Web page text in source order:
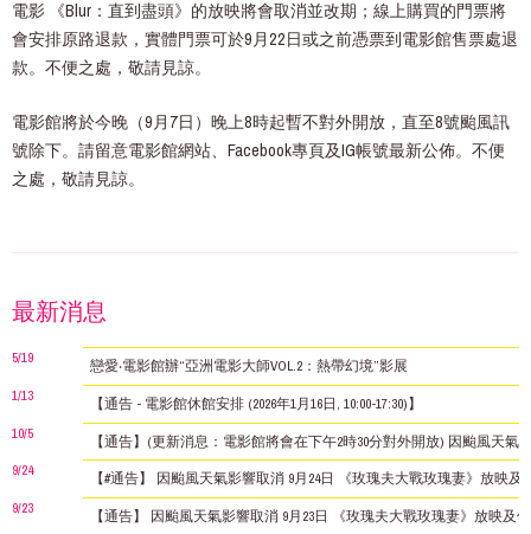
電影 《Blur：直到盡頭》的放映將會取消並改期；線上購買的門票將
會安排原路退款，實體門票可於9月22日或之前憑票到電影館售票處退
款。不便之處，敬請見諒。
電影館將於今晚（9月7日）晚上8時起暫不對外開放，直至8號颱風訊
號除下。請留意電影館網站、Facebook專頁及IG帳號最新公佈。不便
之處，敬請見諒。
最新消息
5/19
戀愛‧電影館辦“亞洲電影大師VOL.2：熱帶幻境”影展
1/13
【通告 - 電影館休館安排 (2026年1月16日, 10:00-17:30)】
10/5
【通告】(更新消息：電影館將會在下午2時30分對外開放) 因颱風天氣
9/24
【#通告】 因颱風天氣影響取消 9月24日 《玫瑰夫大戰玫瑰妻》放映及
9/23
【通告】 因颱風天氣影響取消 9月23日 《玫瑰夫大戰玫瑰妻》放映及